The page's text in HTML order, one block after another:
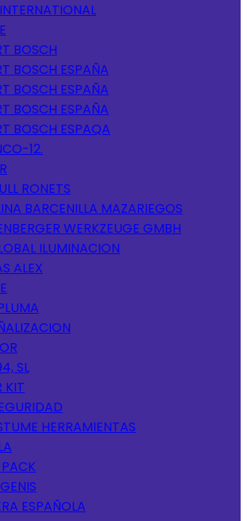
BOSCH
BOSCH ESPAÑA
BOSCH ESPAÑA
BOSCH ESPAÑA
BOSCH ESPAQA
12.
RONETS
BARCENILLA MAZARIEGOS
WERKZEUGE GMBH
ILUMINACION
ALEX
SL
KIT
HERRAMIENTAS
ESPAÑOLA